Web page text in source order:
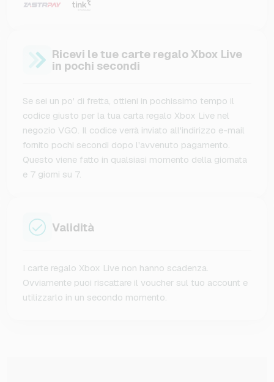
Ricevi le tue carte regalo Xbox Live
in pochi secondi
Se sei un po' di fretta, ottieni in pochissimo tempo il
codice giusto per la tua carta regalo Xbox Live nel
negozio VGO. Il codice verrà inviato all'indirizzo e-mail
fornito pochi secondi dopo l'avvenuto pagamento.
Questo viene fatto in qualsiasi momento della giornata
e 7 giorni su 7.
Validità
I carte regalo Xbox Live non hanno scadenza.
Ovviamente puoi riscattare il voucher sul tuo account e
utilizzarlo in un secondo momento.